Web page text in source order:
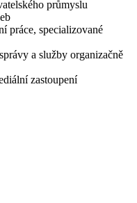
průmyslu
práce, specializované
a služby organizačně
zastoupení